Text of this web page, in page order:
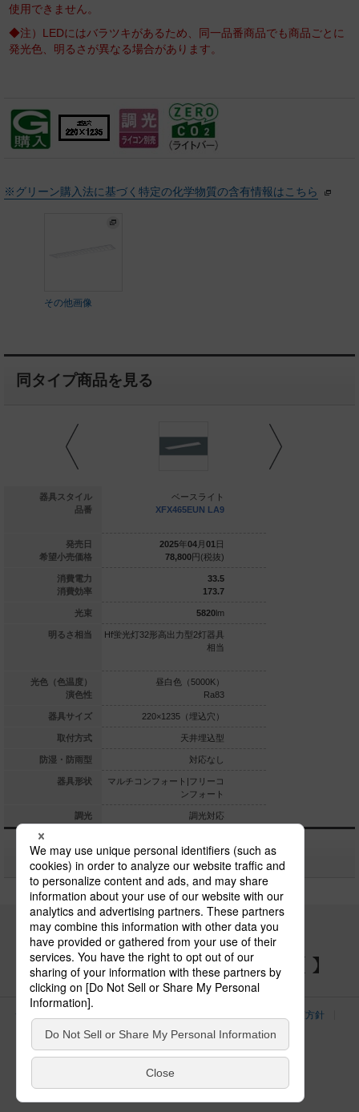
使用できません。
◆注）LEDにはバラツキがあるため、同一品番商品でも商品ごとに
発光色、明るさが異なる場合があります。
※グリーン購入法に基づく特定の化学物質の含有情報はこちら
その他画像
同タイプ商品を見る
器具スタイル
品番
発売日
希望小売価格
消費電力
消費効率
光束
明るさ相当
光色（色温度）
演色性
器具サイズ
取付方式
防湿・防雨型
器具形状
調光
ベースライト
円(税抜)
26.3
155.8
出力型2灯器
色（3500K）
（埋込穴）
天井埋込型
対応なし
ート|フリーコ
ベースライト
XFX465EUN LA9
2025年04 月 01 日
78,800円(税抜)
33.5
173.7
5820lm
Hf蛍光灯32形高出力型2灯器具
相当
昼白色（5000K）
Ra83
220×1235（埋込穴）
天井埋込型
対応なし
マルチコンフォート|フリーコ
ンフォート
調光対応
関連商品
パナソニックの電気設備 SNSアカウント
サイトのご利用にあたって
個人情報保護方針
パナソニック ホールディングス
Area/Country
電気・建築設備（ビジネス）